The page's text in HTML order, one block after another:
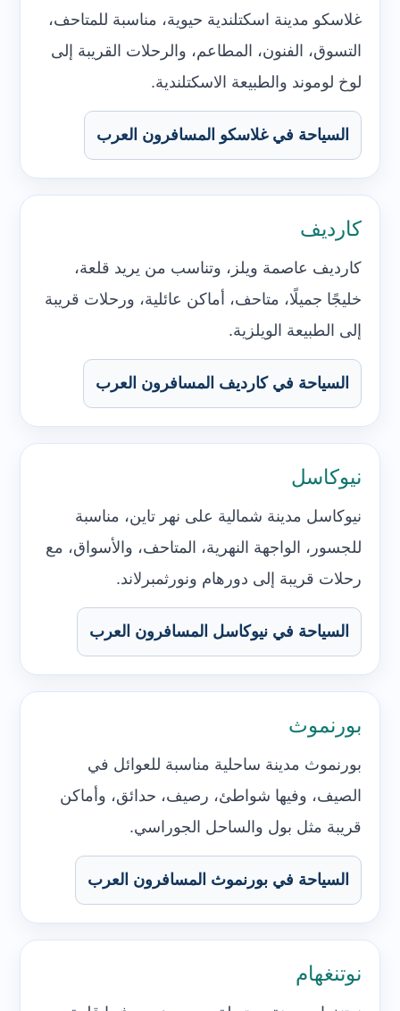
غلاسكو مدينة اسكتلندية حيوية، مناسبة للمتاحف،
التسوق، الفنون، المطاعم، والرحلات القريبة إلى
لوخ لوموند والطبيعة الاسكتلندية.
السياحة في غلاسكو المسافرون العرب
كارديف
كارديف عاصمة ويلز، وتناسب من يريد قلعة،
خليجًا جميلًا، متاحف، أماكن عائلية، ورحلات قريبة
إلى الطبيعة الويلزية.
السياحة في كارديف المسافرون العرب
نيوكاسل
نيوكاسل مدينة شمالية على نهر تاين، مناسبة
للجسور، الواجهة النهرية، المتاحف، والأسواق، مع
رحلات قريبة إلى دورهام ونورثمبرلاند.
السياحة في نيوكاسل المسافرون العرب
بورنموث
بورنموث مدينة ساحلية مناسبة للعوائل في
الصيف، وفيها شواطئ، رصيف، حدائق، وأماكن
قريبة مثل بول والساحل الجوراسي.
السياحة في بورنموث المسافرون العرب
نوتنغهام